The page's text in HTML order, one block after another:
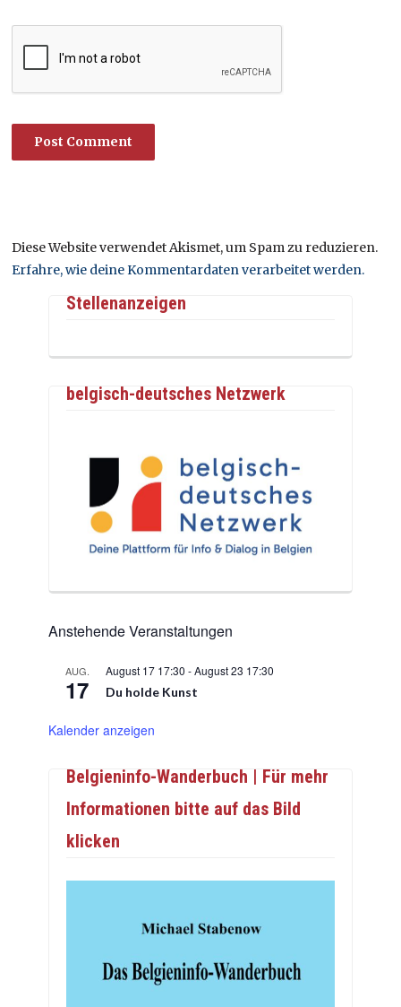
Diese Website verwendet Akismet, um Spam zu reduzieren.
Erfahre, wie deine Kommentardaten verarbeitet werden.
Stellenanzeigen
belgisch-deutsches Netzwerk
Anstehende Veranstaltungen
AUG.
17
August 17 17:30 -August 23 17:30
Du holde Kunst
Kalender anzeigen
Belgieninfo-Wanderbuch | Für mehr
Informationen bitte auf das Bild
klicken